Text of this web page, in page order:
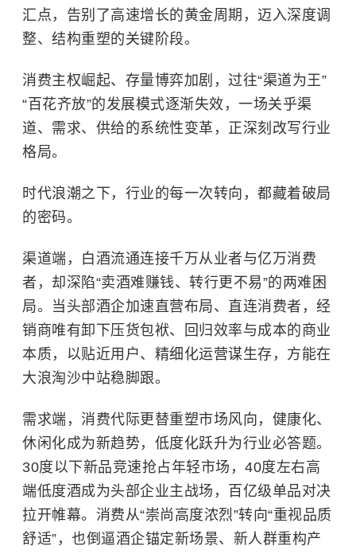
汇点，告别了高速增长的黄金周期，迈入深度调
整、结构重塑的关键阶段。
消费主权崛起、存量博弈加剧，过往“渠道为王”
“百花齐放”的发展模式逐渐失效，一场关乎渠
道、需求、供给的系统性变革，正深刻改写行业
格局。
时代浪潮之下，行业的每一次转向，都藏着破局
的密码。
渠道端，白酒流通连接千万从业者与亿万消费
者，却深陷“卖酒难赚钱、转行更不易”的两难困
局。当头部酒企加速直营布局、直连消费者，经
销商唯有卸下压货包袱、回归效率与成本的商业
本质，以贴近用户、精细化运营谋生存，方能在
大浪淘沙中站稳脚跟。
需求端，消费代际更替重塑市场风向，健康化、
休闲化成为新趋势，低度化跃升为行业必答题。
30度以下新品竞速抢占年轻市场，40度左右高
端低度酒成为头部企业主战场，百亿级单品对决
拉开帷幕。消费从“崇尚高度浓烈”转向“重视品质
舒适”，也倒逼酒企锚定新场景、新人群重构产